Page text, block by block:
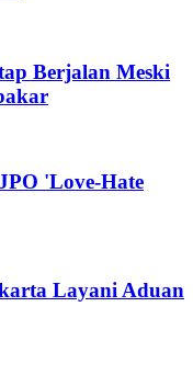
Berjalan Meski
'Love-Hate
Layani Aduan